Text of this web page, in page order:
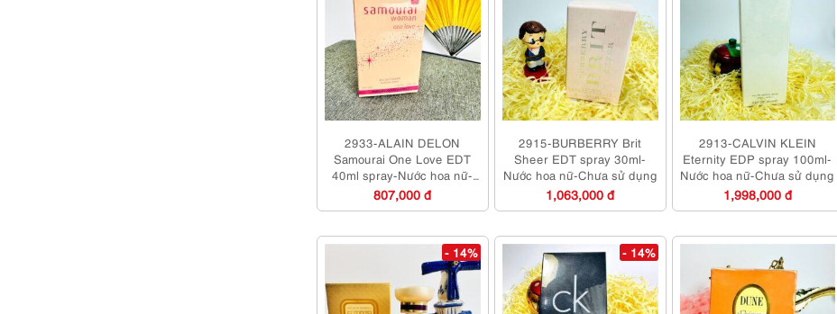
2933-ALAIN DELON
Samourai One Love EDT
40ml spray-Nước hoa nữ-
Chưa sử dụng
807,000 đ
2915-BURBERRY Brit
Sheer EDT spray 30ml-
Nước hoa nữ-Chưa sử dụng
1,063,000 đ
2913-CALVIN KLEIN
Eternity EDP spray 100ml-
Nước hoa nữ-Chưa sử dụng
1,998,000 đ
- 14% - 14%